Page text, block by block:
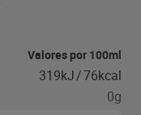
Valores por 100ml
319kJ/76kcal
0g